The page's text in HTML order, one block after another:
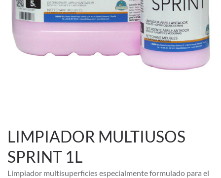
LIMPIADOR MULTIUSOS
SPRINT 1L
Limpiador multisuperficies especialmente formulado para el